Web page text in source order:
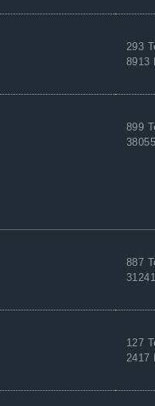
293
8913
899
887
127
2417